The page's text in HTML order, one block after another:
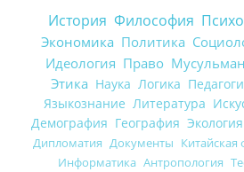
История Философия
Экономика Политика
Идеология Право
Этика Наука Логика
Языкознание Литература
Демография География Экология
Дипломатия Документы Китайская
Информатика Антропология